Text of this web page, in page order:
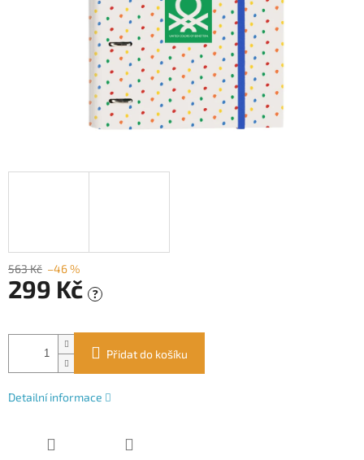
563 Kč –46 %
299 Kč ?
cena:
Přidat do košíku
Detailní informace